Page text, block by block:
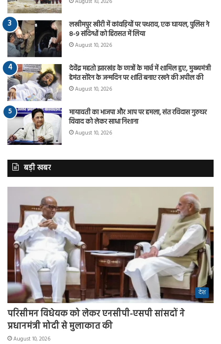
लखीमपुर खीरी में कांवड़ियों पर पथराव, एक घायल, पुलिस ने
8-9 संदिग्धों को हिरासत में लिया
August 10, 2026
देवेंद्र महतो झारखंड के छात्रों के मार्च में शामिल हुए, मुख्यमंत्री
हेमंत सोरेन के जन्मदिन पर शांति बनाए रखने की अपील की
August 10, 2026
मायावती का भाजपा और आप पर हमला, संत रविदास गुरुघर
विवाद को लेकर साधा निशाना
August 10, 2026
बड़ी खबर
देश
परिसीमन विधेयक को लेकर एनसीपी-एसपी सांसदों ने
प्रधानमंत्री मोदी से मुलाकात की
August 10, 2026